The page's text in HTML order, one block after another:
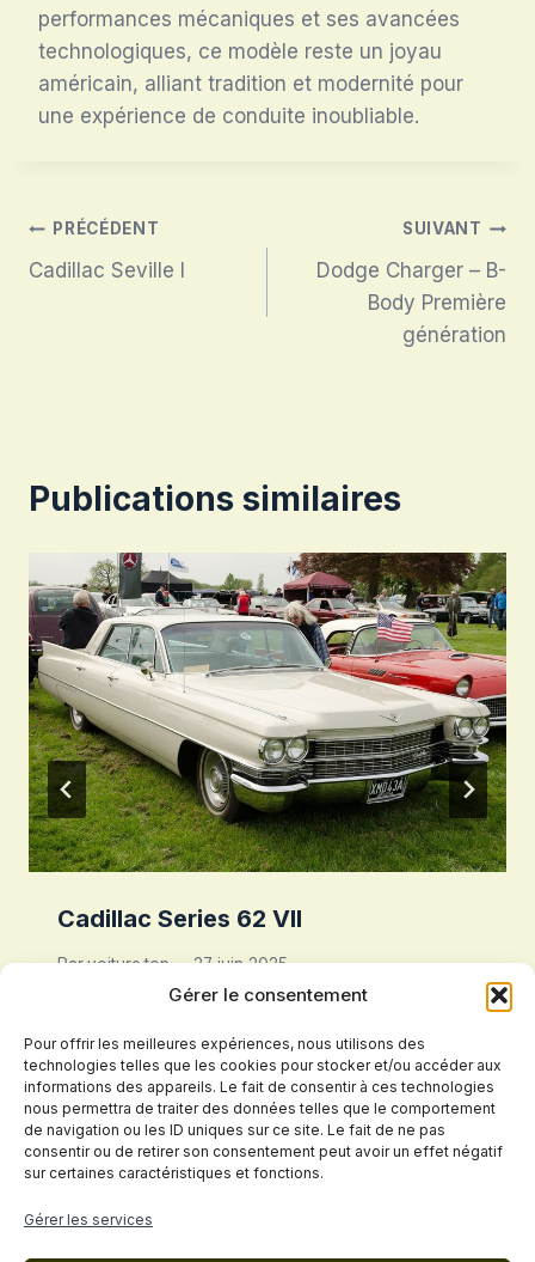
Gérer le consentement
Pour offrir les meilleures expériences, nous utilisons des
technologies telles que les cookies pour stocker et/ou accéder aux
informations des appareils. Le fait de consentir à ces technologies
nous permettra de traiter des données telles que le comportement
de navigation ou les ID uniques sur ce site. Le fait de ne pas
consentir ou de retirer son consentement peut avoir un effet négatif
sur certaines caractéristiques et fonctions.
Gérer les services
performances mécaniques et ses avancées
technologiques, ce modèle reste un joyau
américain, alliant tradition et modernité pour
une expérience de conduite inoubliable.
Navigation
de
PRÉCÉDENT
Cadillac Seville I
SUIVANT
Dodge Charger – B-
Body Première
génération
Publications similaires
Cadillac Series 62 VII
Parvoiture.top 27 juin 2025